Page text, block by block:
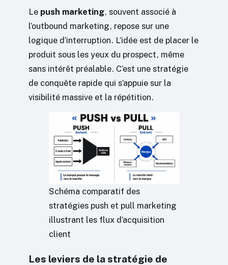
Le push marketing, souvent associé à
l’outbound marketing, repose sur une
logique d’interruption. L’idée est de placer le
produit sous les yeux du prospect, même
sans intérêt préalable. C’est une stratégie
de conquête rapide qui s’appuie sur la
visibilité massive et la répétition.
Schéma comparatif des
stratégies push et pull marketing
illustrant les flux d’acquisition
client
Les leviers de la stratégie de